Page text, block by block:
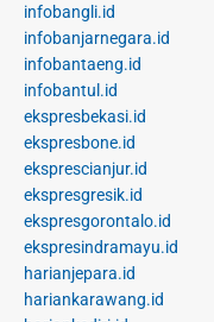
infobangli.id
infobanjarnegara.id
infobantaeng.id
infobantul.id
ekspresbekasi.id
ekspresbone.id
eksprescianjur.id
ekspresgresik.id
ekspresgorontalo.id
ekspresindramayu.id
harianjepara.id
hariankarawang.id